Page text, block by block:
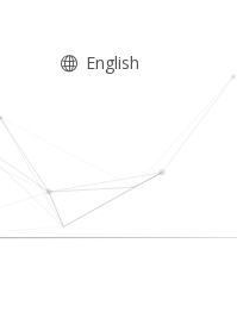
English